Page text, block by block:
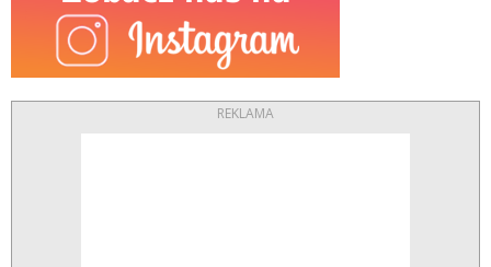
REKLAMA